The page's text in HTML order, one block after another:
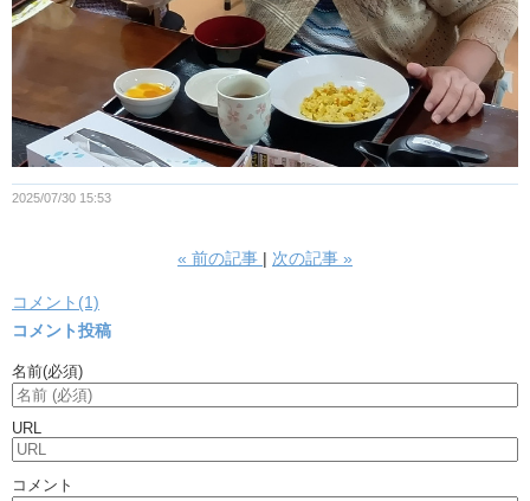
2025/07/30 15:53
« 前の記事 次の記事 »
コメント(1)
コメント投稿
名前(必須)
URL
コメント